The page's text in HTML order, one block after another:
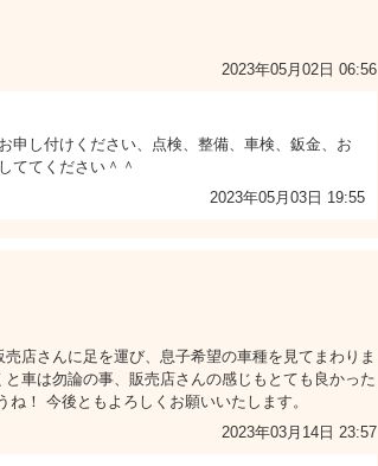
2023年05月02日 06:56
申し付けください、点検、整備、車検、鈑金、お
ててください＾＾
2023年05月03日 19:55
店さんに足を運び、息子希望の車種を見てまわりま
車は勿論の事、販売店さんの感じもとても良かった
！ 今後ともよろしくお願いいたします。
2023年03月14日 23:57